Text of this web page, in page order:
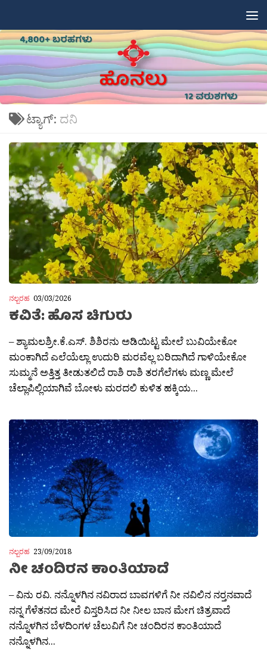
ಟ್ಯಾಗ್: ದನಿ
ನಲ್ಬರಹ 03/03/2026
ಕವಿತೆ: ಹೊಸ ಚಿಗುರು
– ಶ್ಯಾಮಲಶ್ರೀ.ಕೆ.ಎಸ್. ಶಿಶಿರನು ಅಡಿಯಿಟ್ಟ ಮೇಲೆ ಬುವಿಯೇಕೋ
ಮಂಕಾಗಿದೆ ಎಲೆಯೆಲ್ಲಾ ಉದುರಿ ಮರವೆಲ್ಲ ಬರಿದಾಗಿದೆ ಗಾಳಿಯೇಕೋ
ಸುಮ್ಮನೆ ಅತ್ತಿತ್ತ ತೀಡುತಲಿದೆ ರಾಶಿ ರಾಶಿ ತರಗೆಲೆಗಳು ಮಣ್ಣ ಮೇಲೆ
ಚೆಲ್ಲಾಪಿಲ್ಲಿಯಾಗಿವೆ ಬೋಳು ಮರದಲಿ ಕುಳಿತ ಹಕ್ಕಿಯ...
ನಲ್ಬರಹ 23/09/2018
ನೀ ಚಂದಿರನ ಕಾಂತಿಯಾದೆ
– ವಿನು ರವಿ. ನನ್ನೊಳಗಿನ ನವಿರಾದ ಬಾವಗಳಿಗೆ ನೀ ನವಿಲಿನ ನರ‍್ತನವಾದೆ
ನನ್ನ ಗೆಳೆತನದ ಮೇರೆ ವಿಸ್ತರಿಸಿದ ನೀ ನೀಲ ಬಾನ ಮೇಗ ಚಿತ್ರವಾದೆ
ನನ್ನೊಳಗಿನ ಬೆಳದಿಂಗಳ ಚೆಲುವಿಗೆ ನೀ ಚಂದಿರನ ಕಾಂತಿಯಾದೆ
ನನ್ನೊಳಗಿನ...